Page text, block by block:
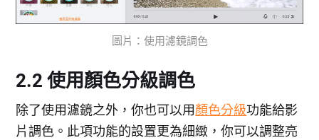
圖片：使用濾鏡調色
2.2 使用顏色分級調色
除了使用濾鏡之外，你也可以用顏色分級功能給影
片調色。此項功能的設置更為細緻，你可以調整亮